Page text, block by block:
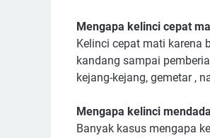
Mengapa kelinci cepat
Kelinci cepat mati karena
kandang sampai
kejang-kejang, gemetar ,
Mengapa kelinci
Banyak kasus mengapa